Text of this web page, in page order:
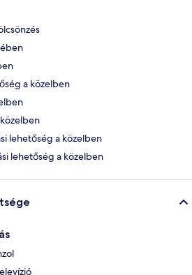
a közelben
lehetőség a közelben
lehetőség a közelben